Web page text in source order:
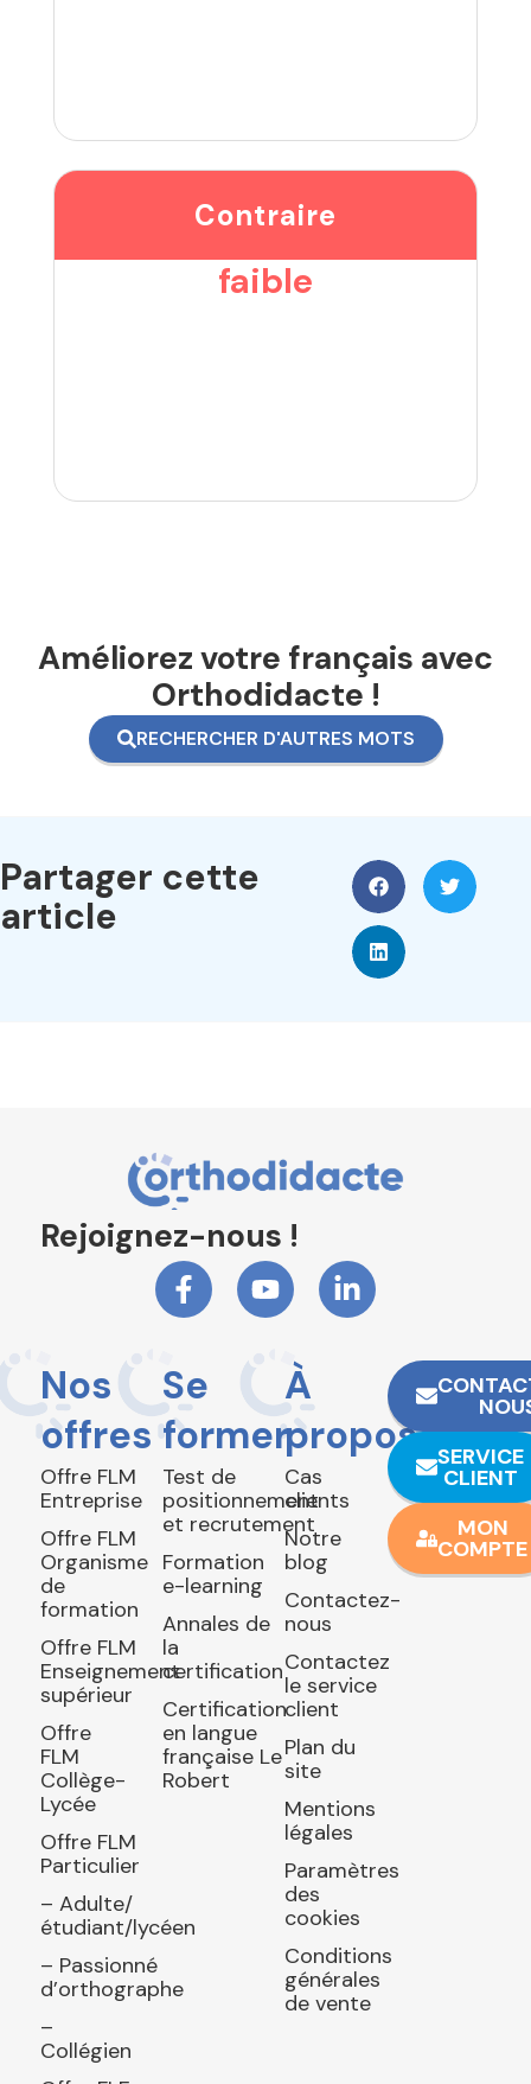
Contraire
faible
Améliorez votre français avec
Orthodidacte !
RECHERCHER D'AUTRES MOTS
Partager cette
article
Rejoignez-nous !
Nos
offres
Offre FLM
Entreprise
Offre FLM
Organisme
de
formation
Offre FLM
Enseignement
supérieur
Offre
FLM
Collège-
Lycée
Offre FLM
Particulier
– Adulte/
étudiant/lycéen
– Passionné
d’orthographe
–
Collégien
Se
former
Test de
positionnement
et recrutement
Formation
e-learning
Annales de
la
certification
Certification
en langue
française Le
Robert
À
propos
Cas
clients
Notre
blog
Contactez-
nous
Contactez
le service
client
Plan du
site
Mentions
légales
Paramètres
des
cookies
Conditions
générales
de vente
SERVICE
CLIENT
MON
COMPTE